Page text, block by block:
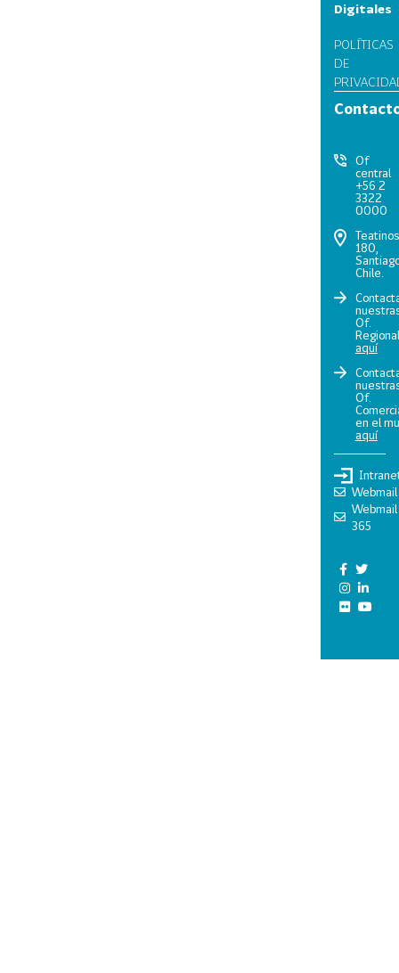
Digitales
POLÍTICAS
DE
Of
central
+56 2
3322
0000
Teatinos
180,
Chile.
Of.
aquí
Of.
en el
aquí
Webmail
Webmail
365